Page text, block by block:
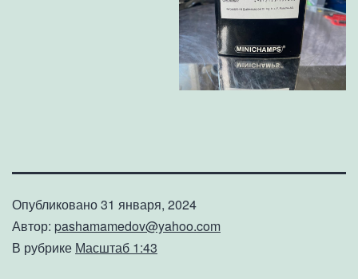
Опубликовано31 января, 2024
Автор: pashamamedov@yahoo.com
В рубрике Масштаб 1:43